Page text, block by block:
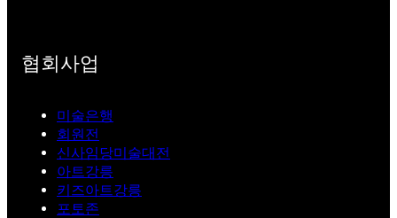
협회사업
미술은행
회원전
신사임당미술대전
아트강릉
키즈아트강릉
포토존